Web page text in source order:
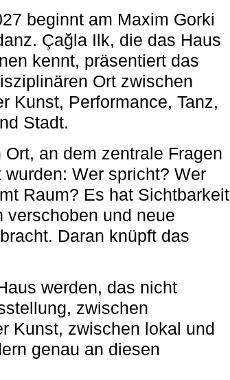
beginnt am Maxim Gorki
Çağla Ilk, die das Haus
kennt, präsentiert das
Ort zwischen
Kunst, Performance, Tanz,
Stadt.
an dem zentrale Fragen
Wer spricht? Wer
Raum? Es hat Sichtbarkeit
verschoben und neue
Daran knüpft das
werden, das nicht
zwischen
Kunst, zwischen lokal und
genau an diesen